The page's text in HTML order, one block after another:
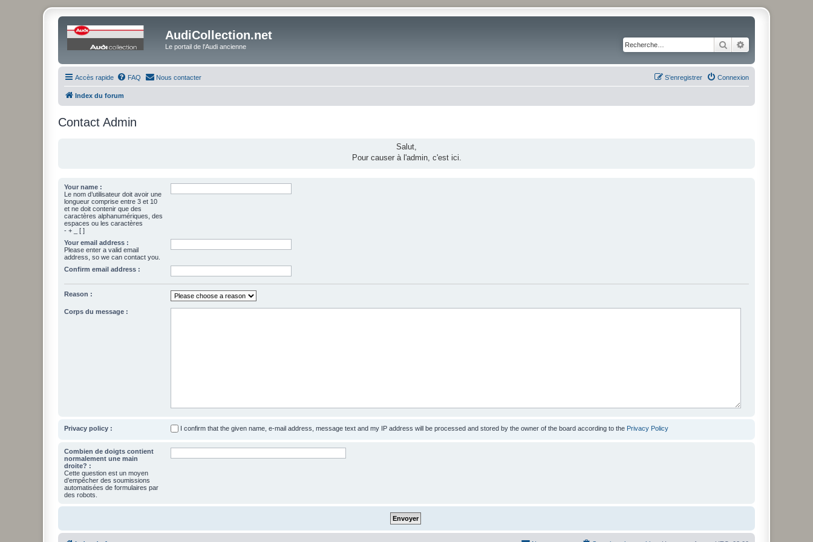
AudiCollection.net
Le portail de l'Audi ancienne Rechercher
Accès rapide FAQ Nous contacter Connexion
S’enregistrer
Index du forum
Contact Admin
Salut,
Pour causer à l'admin, c'est ici.
Your name :
Le nom d’utilisateur doit avoir une
longueur comprise entre 3 et 10
et ne doit contenir que des
caractères alphanumériques, des
espaces ou les caractères
- + _ [ ]
Your email address :
Please enter a valid email
address, so we can contact you.
Confirm email address :
Reason :
Corps du message :
Privacy policy : I confirm that the given name, e-mail address, message text and my IP address will be processed and stored by the owner of the board according to the Privacy Policy
Combien de doigts contient
normalement une main
droite? :
Cette question est un moyen
d’empêcher des soumissions
automatisées de formulaires par
des robots.